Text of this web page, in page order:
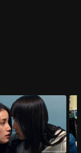
前女友 第1集
第1集